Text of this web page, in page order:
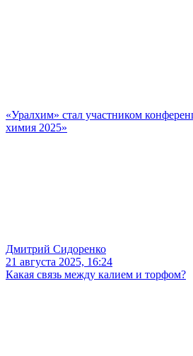
«Уралхим» стал участником
химия 2025»
Дмитрий Сидоренко
21 августа 2025, 16:24
Какая связь между калием и торфом?